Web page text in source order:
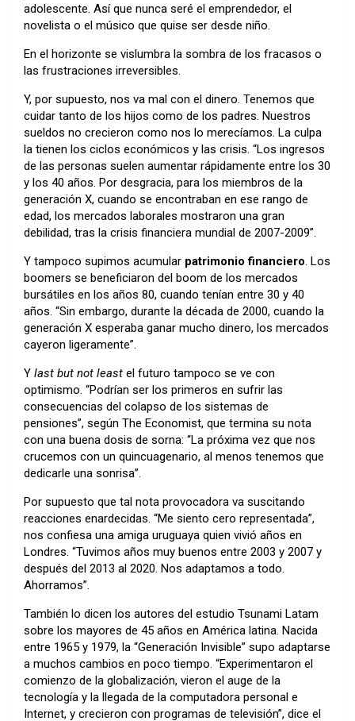
adolescente. Así que nunca seré el emprendedor, el
novelista o el músico que quise ser desde niño.
En el horizonte se vislumbra la sombra de los fracasos o
las frustraciones irreversibles.
Y, por supuesto, nos va mal con el dinero. Tenemos que
cuidar tanto de los hijos como de los padres. Nuestros
sueldos no crecieron como nos lo merecíamos. La culpa
la tienen los ciclos económicos y las crisis. “Los ingresos
de las personas suelen aumentar rápidamente entre los 30
y los 40 años. Por desgracia, para los miembros de la
generación X, cuando se encontraban en ese rango de
edad, los mercados laborales mostraron una gran
debilidad, tras la crisis financiera mundial de 2007-2009”.
Y tampoco supimos acumular patrimonio financiero. Los
boomers se beneficiaron del boom de los mercados
bursátiles en los años 80, cuando tenían entre 30 y 40
años. “Sin embargo, durante la década de 2000, cuando la
generación X esperaba ganar mucho dinero, los mercados
cayeron ligeramente”.
Y last but not least el futuro tampoco se ve con
optimismo. “Podrían ser los primeros en sufrir las
consecuencias del colapso de los sistemas de
pensiones”, según The Economist, que termina su nota
con una buena dosis de sorna: “La próxima vez que nos
crucemos con un quincuagenario, al menos tenemos que
dedicarle una sonrisa”.
Por supuesto que tal nota provocadora va suscitando
reacciones enardecidas. “Me siento cero representada”,
nos confiesa una amiga uruguaya quien vivió años en
Londres. “Tuvimos años muy buenos entre 2003 y 2007 y
después del 2013 al 2020. Nos adaptamos a todo.
Ahorramos”.
También lo dicen los autores del estudio Tsunami Latam
sobre los mayores de 45 años en América latina. Nacida
entre 1965 y 1979, la “Generación Invisible” supo adaptarse
a muchos cambios en poco tiempo. “Experimentaron el
comienzo de la globalización, vieron el auge de la
tecnología y la llegada de la computadora personal e
Internet, y crecieron con programas de televisión”, dice el